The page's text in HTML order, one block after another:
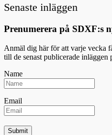
Senaste inläggen
Prenumerera på SDXF:s
Anmäl dig här för att varje vecka
till de senast publicerade inläggen
Name
Email